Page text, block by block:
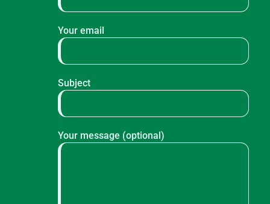
Your email
Subject
Your message (optional)